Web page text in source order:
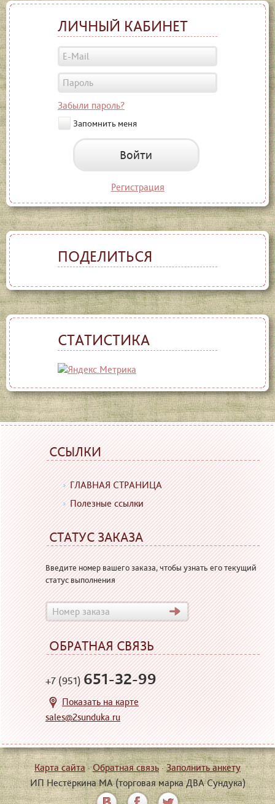
ЛИЧНЫЙ КАБИНЕТ
Забыли пароль?
Запомнить меня
Войти
Регистрация
ПОДЕЛИТЬСЯ
СТАТИСТИКА
ССЫЛКИ
ГЛАВНАЯ СТРАНИЦА
Полезные ссылки
СТАТУС ЗАКАЗА
Введите номер вашего заказа, чтобы узнать его текущий
статус выполнения
ОБРАТНАЯ СВЯЗЬ
+7 (951)651-32-99
Показать на карте
sales@2sunduka.ru
Карта сайта·Обратная связь·Заполнить анкету
ИП Нестёркина МА (торговая марка ДВА Сундука)